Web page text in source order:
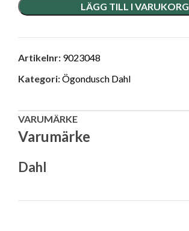
LÄGG TILL I VARUKORG
Artikelnr: 9023048
Kategori:Ögondusch Dahl
VARUMÄRKE
Varumärke
Dahl